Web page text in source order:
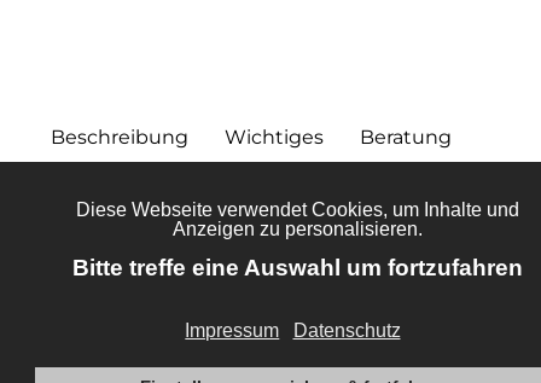
Beschreibung Wichtiges Beratung
Als Raumtrenner, Blickfang in einem Laden oder im
Museum als stehendes Infoelement. Der Standframe hat
viel Einsatzgebiete. Stehend oder hängend, mit
Akustikstoff zur Schalldämmung oder mit einem
alles möglich. Auch hier bist du völlig frei und kannst